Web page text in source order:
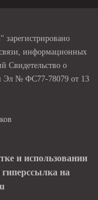
зарегистрировано
информационных
Свидетельство о
Эл № ФС77-78079 от 13
и использовании
на